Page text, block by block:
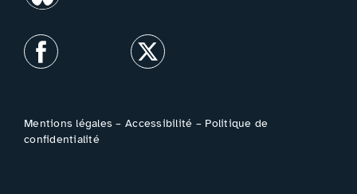
Mentions légales –Accessibilité – Politique de
confidentialité